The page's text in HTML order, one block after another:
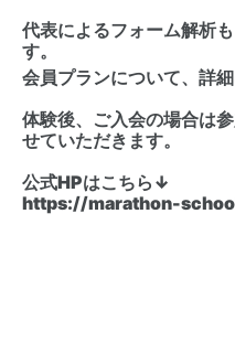
代表によるフォーム解析
す。
会員プランについて、詳
体験後、ご入会の場合は
せていただきます。
公式HPはこちら↓
https://marathon-